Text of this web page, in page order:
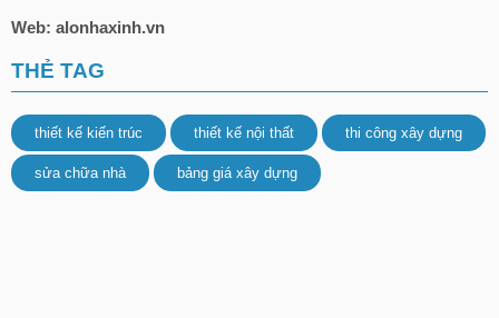
Web: alonhaxinh.vn
THẺ TAG
thiết kế kiến trúc thiết kế nội thất thi công xây dựng
sửa chữa nhà bảng giá xây dựng